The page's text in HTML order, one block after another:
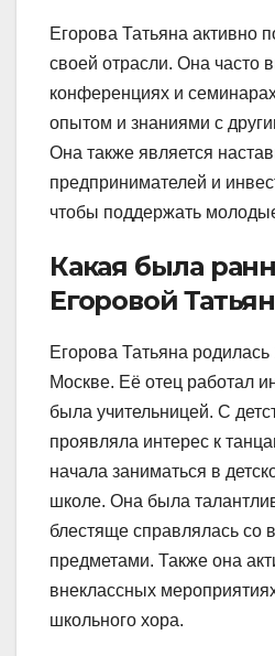
Егорова Татьяна активно
своей отрасли. Она часто
конференциях и
опытом и знаниями с
Она также является
предпринимателей и
чтобы поддержать
Какая была
Егоровой
Егорова Татьяна
Москве. Её отец работал
была учительницей. С
проявляла интерес к
начала заниматься в
школе. Она была
блестяще справлялась со
предметами. Также она
внеклассных
школьного хора.